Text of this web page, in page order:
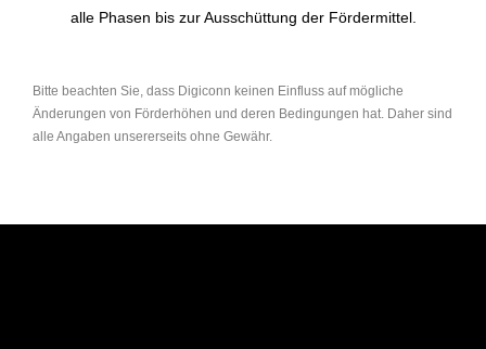
alle Phasen bis zur Ausschüttung der Fördermittel.
Bitte beachten Sie, dass Digiconn keinen Einfluss auf mögliche
Änderungen von Förderhöhen und deren Bedingungen hat. Daher sind
alle Angaben unsererseits ohne Gewähr.